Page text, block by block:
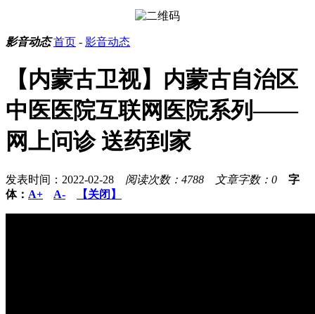
影音动态 首页 - 影音动态
【内蒙古卫视】内蒙古自治区
中医医院互联网医院系列——
网上问诊 送药到家
发表时间：2022-02-28 阅读次数：4788 文章字数：0 字
体： A+ A- 【关闭】